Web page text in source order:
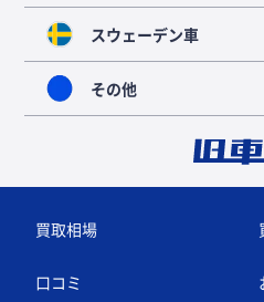
スウェーデン車
その他
買取相場
口コミ